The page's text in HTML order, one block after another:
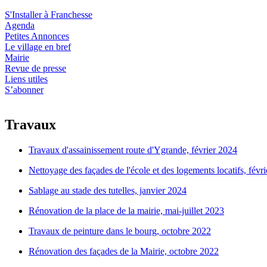
S'Installer à Franchesse
Agenda
Petites Annonces
Le village en bref
Mairie
Revue de presse
Liens utiles
S’abonner
Travaux
Travaux d'assainissement route d'Ygrande, février 2024
Nettoyage des façades de l'école et des logements locatifs,
Sablage au stade des tutelles, janvier 2024
Rénovation de la place de la mairie, mai-juillet 2023
Travaux de peinture dans le bourg, octobre 2022
Rénovation des façades de la Mairie, octobre 2022